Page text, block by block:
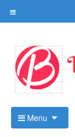
Kho tài
Menu